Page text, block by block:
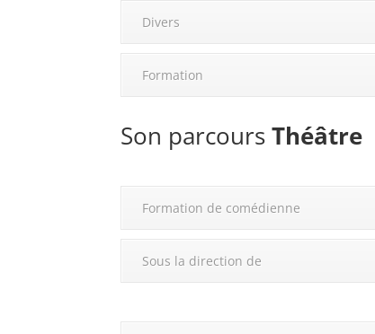
Divers
Formation
Son parcoursThéâtre
Formation de comédienne
Sous la direction de